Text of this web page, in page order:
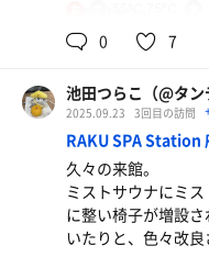
久々にお腹の肉を吹
してから出るのもい
やっぱりホームなん
0 7
池田つらこ（@タン
2025.09.23 3回目の訪問
RAKU SPA Station
久々の来館。
ミストサウナにミ
に整い椅子が増設
いたりと、色々改良